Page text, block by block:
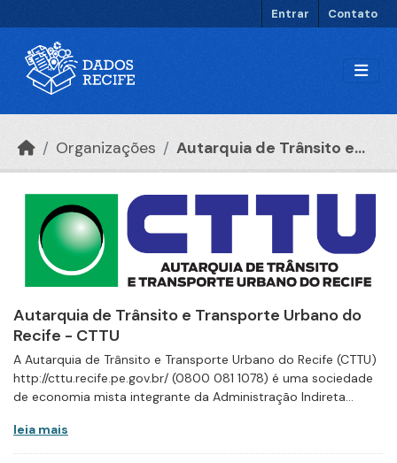
Entrar Contato
Organizações Autarquia de Trânsito e...
Autarquia de Trânsito e Transporte Urbano do
Recife - CTTU
A Autarquia de Trânsito e Transporte Urbano do Recife (CTTU)
http://cttu.recife.pe.gov.br/ (0800 081 1078) é uma sociedade
de economia mista integrante da Administração Indireta...
leia mais